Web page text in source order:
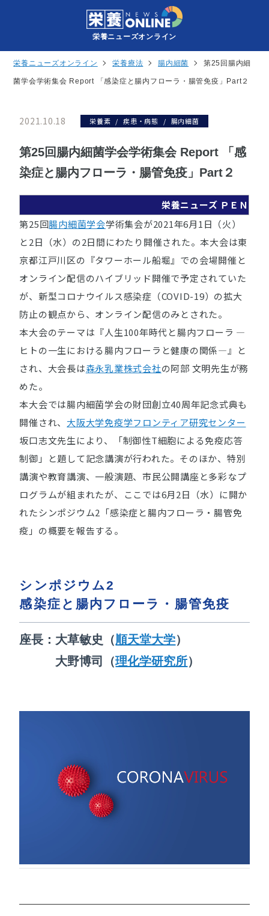
栄養ニューズオンライン
栄養ニューズオンライン 栄養療法 腸内細菌 第25回腸内細
菌学会学術集会 Report 「感染症と腸内フローラ・腸管免疫」Part２
2021.10.18 栄養素 疾患・病態 腸内細菌
第25回腸内細菌学会学術集会 Report 「感
染症と腸内フローラ・腸管免疫」Part２
栄養ニューズ ＰＥＮ
第25回腸内細菌学会学術集会が2021年6月1日（火）
と2日（水）の2日間にわたり開催された。本大会は東
京都江戸川区の『タワーホール船堀』での会場開催と
オンライン配信のハイブリッド開催で予定されていた
が、新型コロナウイルス感染症（COVID-19）の拡大
防止の観点から、オンライン配信のみとされた。
本大会のテーマは『人生100年時代と腸内フローラ ―
ヒトの一生における腸内フローラと健康の関係―』と
され、大会長は森永乳業株式会社の阿部 文明先生が務
めた。
本大会では腸内細菌学会の財団創立40周年記念式典も
開催され、 大阪大学免疫学フロンティア研究センター
坂口志文先生により、「制御性T細胞による免疫応答
制御」と題して記念講演が行われた。そのほか、特別
講演や教育講演、一般演題、市民公開講座と多彩なプ
ログラムが組まれたが、ここでは6月2日（水）に開か
れたシンポジウム2「感染症と腸内フローラ・腸管免
疫」の概要を報告する。
シンポジウム2
感染症と腸内フローラ・腸管免疫
座長：大草敏史（順天堂大学）
大野博司（理化学研究所）